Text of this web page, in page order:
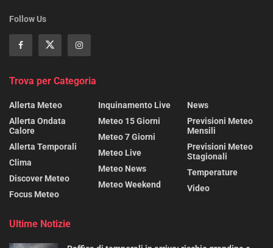
Follow Us
Trova per Categoria
Allerta Meteo
Allerta Ondata
Calore
Allerta Temporali
Clima
Discover Meteo
Focus Meteo
Inquinamento Live
Meteo 15 Giorni
Meteo 7 Giorni
Meteo Live
Meteo News
Meteo Weekend
News
Previsioni Meteo
Mensili
Previsioni Meteo
Stagionali
Temperature
Video
Ultime Notizie